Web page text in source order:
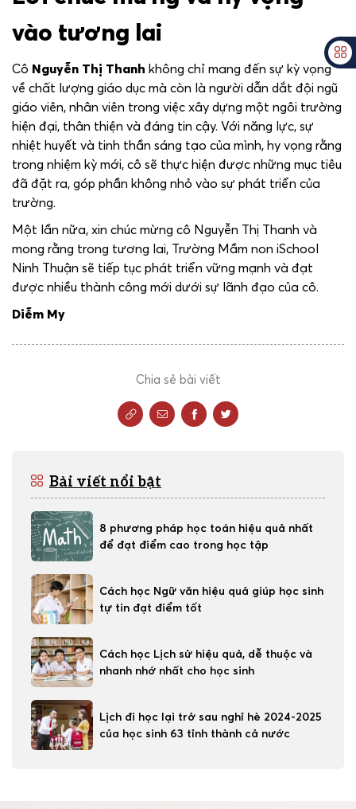
vào tương lai
Cô Nguyễn Thị Thanh không chỉ mang đến sự kỳ vọng
về chất lượng giáo dục mà còn là người dẫn dắt đội ngũ
giáo viên, nhân viên trong việc xây dựng một ngôi trường
hiện đại, thân thiện và đáng tin cậy. Với năng lực, sự
nhiệt huyết và tinh thần sáng tạo của mình, hy vọng rằng
trong nhiệm kỳ mới, cô sẽ thực hiện được những mục tiêu
đã đặt ra, góp phần không nhỏ vào sự phát triển của
trường.
Một lần nữa, xin chúc mừng cô Nguyễn Thị Thanh và
mong rằng trong tương lai, Trường Mầm non iSchool
Ninh Thuận sẽ tiếp tục phát triển vững mạnh và đạt
được nhiều thành công mới dưới sự lãnh đạo của cô.
Diễm My
Chia sẻ bài viết
Bài viết nổi bật
8 phương pháp học toán hiệu quả nhất
để đạt điểm cao trong học tập
Cách học Ngữ văn hiệu quả giúp học sinh
tự tin đạt điểm tốt
Cách học Lịch sử hiệu quả, dễ thuộc và
nhanh nhớ nhất cho học sinh
Lịch đi học lại trở sau nghỉ hè 2024-2025
của học sinh 63 tỉnh thành cả nước